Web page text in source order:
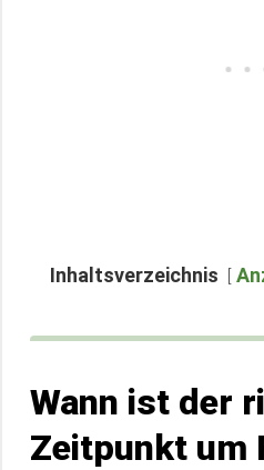
Inhaltsverzeichnis
Wann ist der
Zeitpunkt um